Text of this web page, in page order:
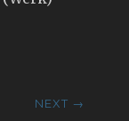
NEXT →